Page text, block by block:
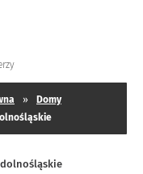
»
Domy
dolnośląskie